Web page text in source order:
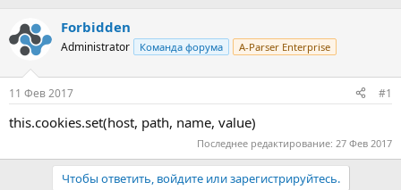
т
о
р
т
е
м
ы
т
н
а
л
а
Forbidden
Administrator Команда форума A-Parser Enterprise
11 Фев 2017 #1
this.cookies.set(host, path, name, value)
Последнее редактирование: 27 Фев 2017
Чтобы ответить, войдите или зарегистрируйтесь.